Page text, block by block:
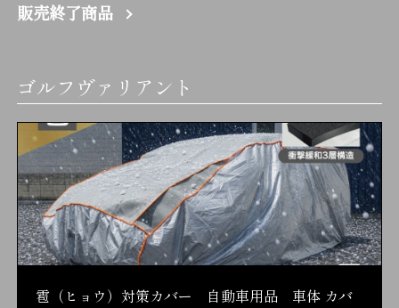
販売終了商品
ゴルフヴァリアント
雹（ヒョウ）対策カバー 自動車用品 車体 カバ